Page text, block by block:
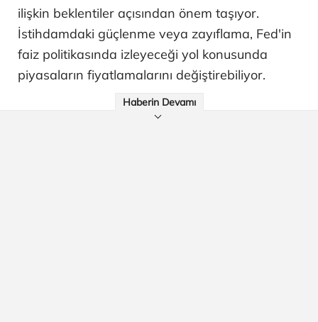
ilişkin beklentiler açısından önem taşıyor.
İstihdamdaki güçlenme veya zayıflama, Fed'in
faiz politikasında izleyeceği yol konusunda
piyasaların fiyatlamalarını değiştirebiliyor.
Haberin Devamı